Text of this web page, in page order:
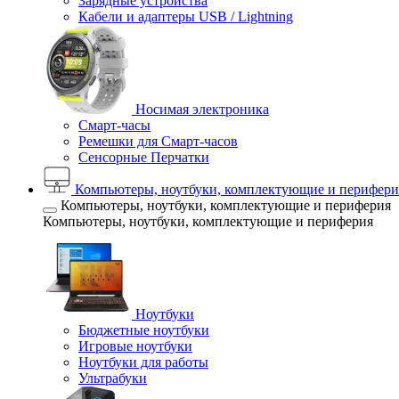
Кабели и адаптеры USB / Lightning
Носимая электроника
Смарт-часы
Ремешки для Смарт-часов
Сенсорные Перчатки
Компьютеры, ноутбуки, комплектующие и
Компьютеры, ноутбуки, комплектующие и периферия
Компьютеры, ноутбуки, комплектующие и периферия
Ноутбуки
Бюджетные ноутбуки
Игровые ноутбуки
Ноутбуки для работы
Ультрабуки